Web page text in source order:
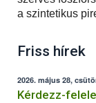
a szintetikus
Friss hírek
2026. május 28,
Kérdezz-